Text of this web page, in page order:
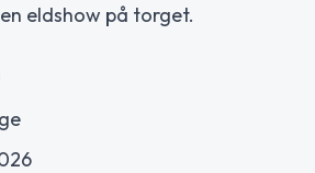
eldshow på torget.